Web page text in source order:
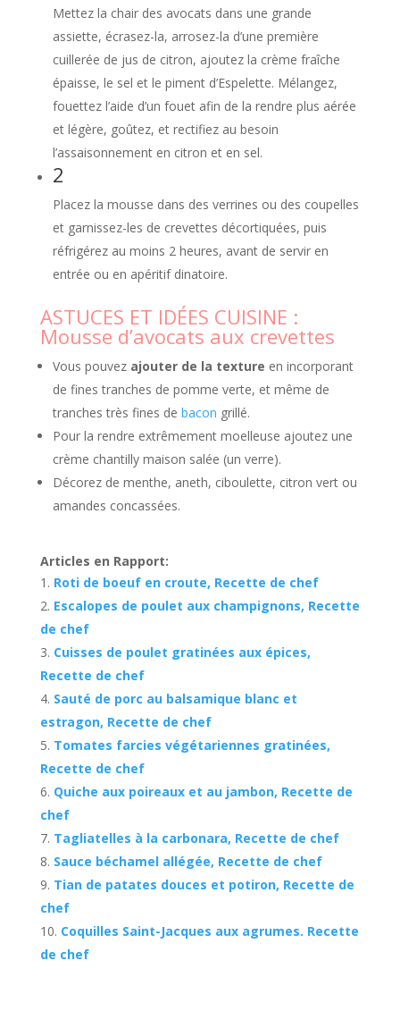
Mettez la chair des avocats dans une grande
assiette, écrasez-la, arrosez-la d’une première
cuillerée de jus de citron, ajoutez la crème fraîche
épaisse, le sel et le piment d’Espelette. Mélangez,
fouettez l’aide d’un fouet afin de la rendre plus aérée
et légère, goûtez, et rectifiez au besoin
l’assaisonnement en citron et en sel.
2
Placez la mousse dans des verrines ou des coupelles
et garnissez-les de crevettes décortiquées, puis
réfrigérez au moins 2 heures, avant de servir en
entrée ou en apéritif dinatoire.
ASTUCES ET IDÉES CUISINE :
Mousse d’avocats aux crevettes
Vous pouvez ajouter de la texture en incorporant
de fines tranches de pomme verte, et même de
tranches très fines de bacon grillé.
Pour la rendre extrêmement moelleuse ajoutez une
crème chantilly maison salée (un verre).
Décorez de menthe, aneth, ciboulette, citron vert ou
amandes concassées.
Articles en Rapport:
Roti de boeuf en croute, Recette de chef
Escalopes de poulet aux champignons, Recette
de chef
Cuisses de poulet gratinées aux épices,
Recette de chef
Sauté de porc au balsamique blanc et
estragon, Recette de chef
Tomates farcies végétariennes gratinées,
Recette de chef
Quiche aux poireaux et au jambon, Recette de
chef
Tagliatelles à la carbonara, Recette de chef
Sauce béchamel allégée, Recette de chef
Tian de patates douces et potiron, Recette de
chef
Coquilles Saint-Jacques aux agrumes. Recette
de chef